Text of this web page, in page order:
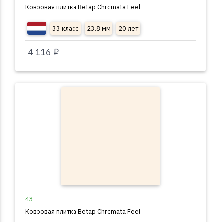
Ковровая плитка Betap Chromata Feel
33 класс 23.8 мм 20 лет
4 116 ₽
43
Ковровая плитка Betap Chromata Feel